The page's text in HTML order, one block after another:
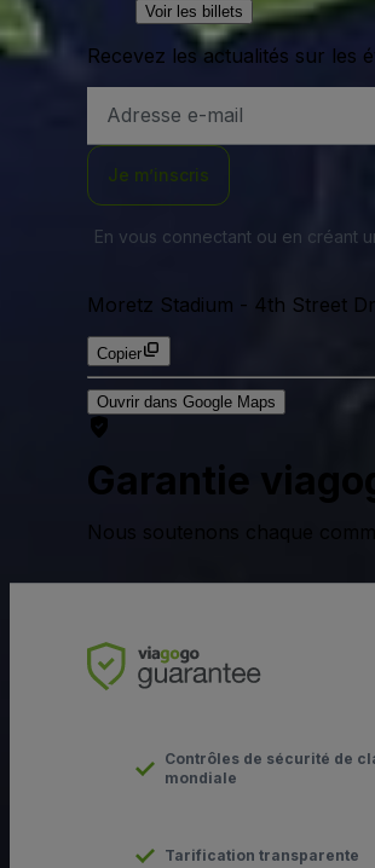
Voir les billets
Recevez les actualités sur les
e-
Je m’inscris
En vous connectant ou en créant
Moretz Stadium - 4th Street
Copier
Ouvrir dans Google Maps
Garantie
Nous soutenons chaque
Contrôles de sécurité de
mondiale
Tarification transparente